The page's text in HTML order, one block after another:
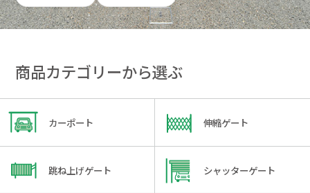
商品カテゴリーから選ぶ
カーポート 伸縮ゲート
跳ね上げゲート シャッターゲート